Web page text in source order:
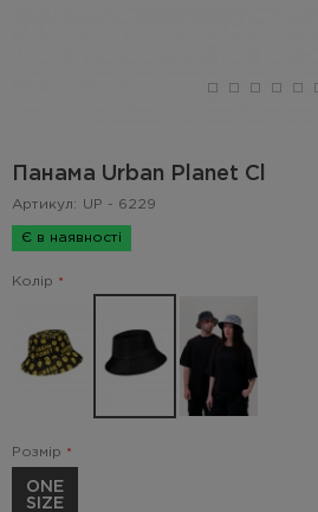
Панама Urban Planet Cl
Артикул: UP - 6229
Є в наявності
Колір
Розмір
ONE
SIZE